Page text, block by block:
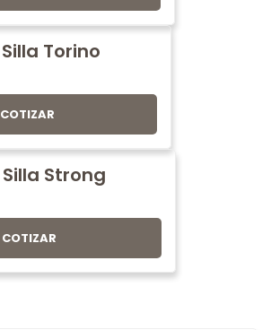
Silla Torino
COTIZAR
Silla Strong
COTIZAR